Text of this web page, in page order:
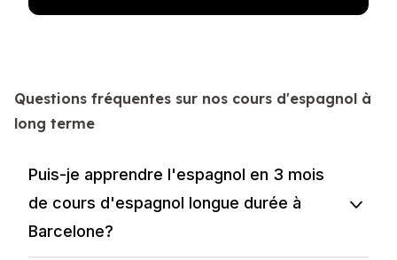
Questions fréquentes sur nos cours d'espagnol à
long terme
Puis-je apprendre l'espagnol en 3 mois
de cours d'espagnol longue durée à
Barcelone?